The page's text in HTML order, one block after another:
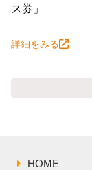
ス券」
詳細をみる
HOME